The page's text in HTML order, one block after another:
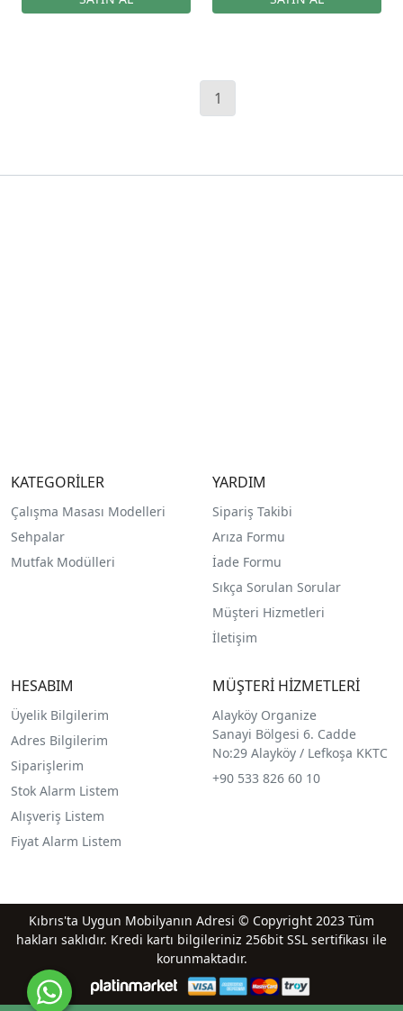
1
KATEGORİLER
Çalışma Masası Modelleri
Sehpalar
Mutfak Modülleri
YARDIM
Sipariş Takibi
Arıza Formu
İade Formu
Sıkça Sorulan Sorular
Müşteri Hizmetleri
İletişim
HESABIM
Üyelik Bilgilerim
Adres Bilgilerim
Siparişlerim
Stok Alarm Listem
Alışveriş Listem
Fiyat Alarm Listem
MÜŞTERİ HİZMETLERİ
Alayköy Organize
Sanayi Bölgesi 6. Cadde
No:29 Alayköy / Lefkoşa KKTC
+90 533 826 60 10
Kıbrıs'ta Uygun Mobilyanın Adresi © Copyright 2023 Tüm
hakları saklıdır. Kredi kartı bilgileriniz 256bit SSL sertifikası ile
korunmaktadır.